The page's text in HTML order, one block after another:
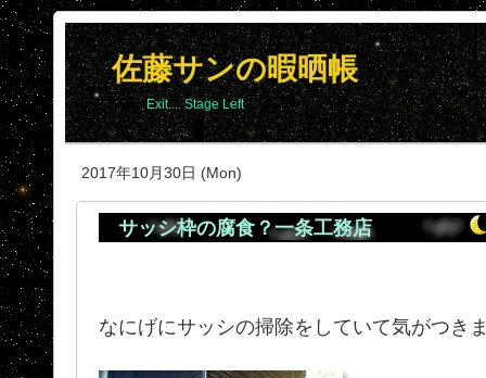
佐藤サンの暇晒帳
Exit.... Stage Left
2017年10月30日 (Mon)
サッシ枠の腐食？一条工務店
なにげにサッシの掃除をしていて気がつき